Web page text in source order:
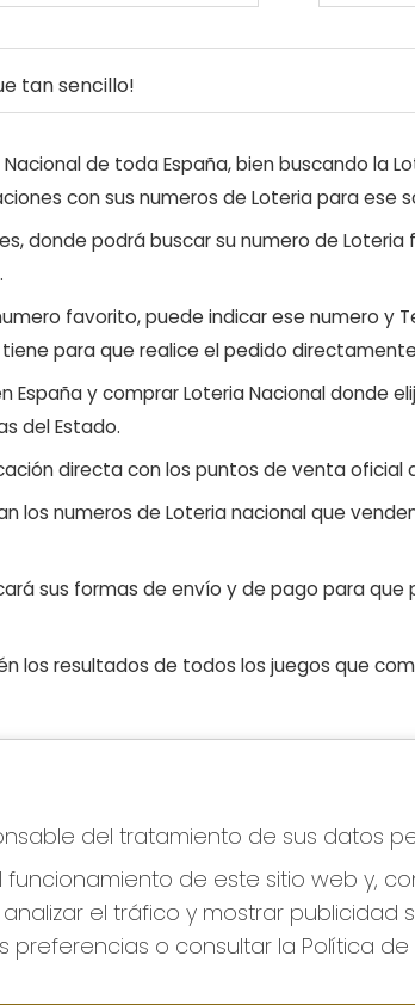
tan sencillo!
de toda España, bien buscando la
con sus numeros de Loteria para ese
donde podrá buscar su numero de
favorito, puede indicar ese numero y
para que realice el pedido
España y comprar Loteria Nacional donde
del Estado.
directa con los puntos de venta oficial
los numeros de Loteria nacional que
sus formas de envío y de pago para que
los resultados de todos los juegos que
ADMINISTRACION DE LOTERIAS Nº76-
Clica aquí para contactar por WhatsApp
676642156
del tratamiento de sus datos
de este sitio web y,
el tráfico y mostrar publicidad
preferencias o consultar la Política de